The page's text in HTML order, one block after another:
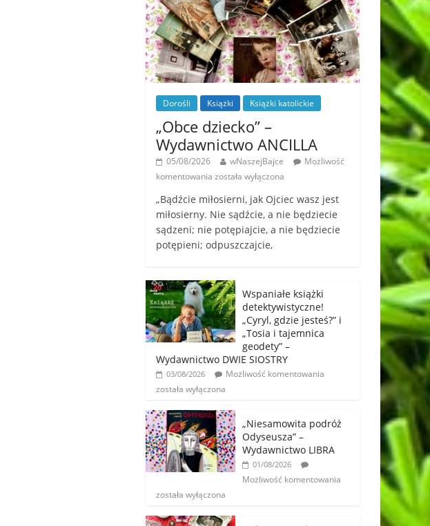
Dorośli Książki Książki katolickie
„Obce dziecko” –
Wydawnictwo ANCILLA
05/08/2026 wNaszejBajce
Możliwość
komentowania została wyłączona
„Bądźcie miłosierni, jak Ojciec wasz jest
miłosierny. Nie sądźcie, a nie będziecie
sądzeni; nie potępiajcie, a nie będziecie
potępieni; odpuszczajcie,
Wspaniałe książki
detektywistyczne!
„Cyryl, gdzie jesteś?” i
„Tosia i tajemnica
geodety” –
Wydawnictwo DWIE SIOSTRY
03/08/2026
Możliwość komentowania
została wyłączona
„Niesamowita podróż
Odyseusza” –
Wydawnictwo LIBRA
01/08/2026
Możliwość komentowania
została wyłączona